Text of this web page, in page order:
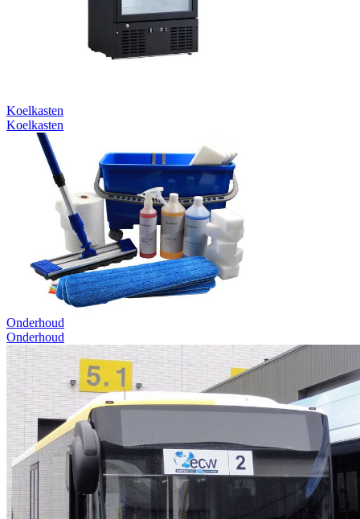
Koelkasten
Koelkasten
Onderhoud
Onderhoud